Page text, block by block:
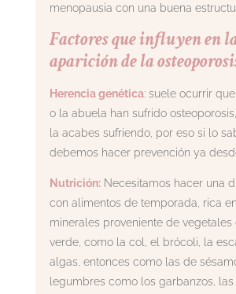
menopausia con una buena
Factores que influyen en
aparición de la
Herencia genética: suele ocurrir
o la abuela han sufrido
la acabes sufriendo, por eso si lo
debemos hacer prevención ya
Nutrición: Necesitamos hacer una
con alimentos de temporada, rica
minerales proveniente de vegetales
verde, como la col, el brócoli, la
algas, entonces como las de
legumbres como los garbanzos, las